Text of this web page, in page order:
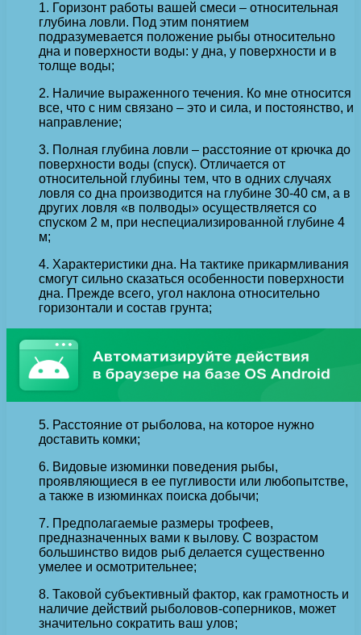
1. Горизонт работы вашей смеси – относительная
глубина ловли. Под этим понятием
подразумевается положение рыбы относительно
дна и поверхности воды: у дна, у поверхности и в
толще воды;
2. Наличие выраженного течения. Ко мне относится
все, что с ним связано – это и сила, и постоянство, и
направление;
3. Полная глубина ловли – расстояние от крючка до
поверхности воды (спуск). Отличается от
относительной глубины тем, что в одних случаях
ловля со дна производится на глубине 30-40 см, а в
других ловля «в полводы» осуществляется со
спуском 2 м, при неспециализированной глубине 4
м;
4. Характеристики дна. На тактике прикармливания
смогут сильно сказаться особенности поверхности
дна. Прежде всего, угол наклона относительно
горизонтали и состав грунта;
5. Расстояние от рыболова, на которое нужно
доставить комки;
6. Видовые изюминки поведения рыбы,
проявляющиеся в ее пугливости или любопытстве,
а также в изюминках поиска добычи;
7. Предполагаемые размеры трофеев,
предназначенных вами к вылову. С возрастом
большинство видов рыб делается существенно
умелее и осмотрительнее;
8. Таковой субъективный фактор, как грамотность и
наличие действий рыболовов-соперников, может
значительно сократить ваш улов;